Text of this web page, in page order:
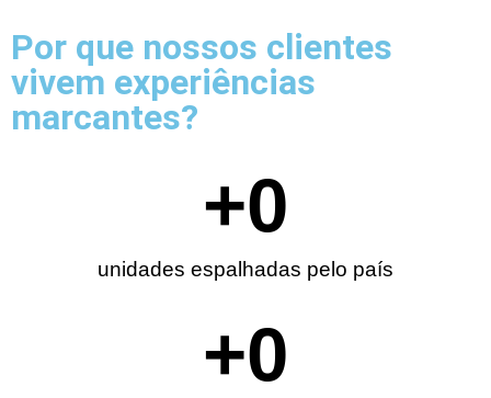
Por que nossos clientes
vivem experiências
marcantes?
unidades espalhadas pelo país
+0
+0